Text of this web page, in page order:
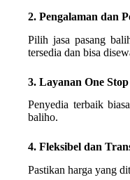
2. Pengalaman dan
Pilih jasa pasang
tersedia dan bisa
3. Layanan One Stop
Penyedia terbaik
baliho.
4. Fleksibel dan
Pastikan harga yang